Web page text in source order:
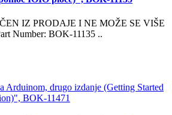
IZ PRODAJE I NE MOŽE SE VIŠE
Number: BOK-11135 ..